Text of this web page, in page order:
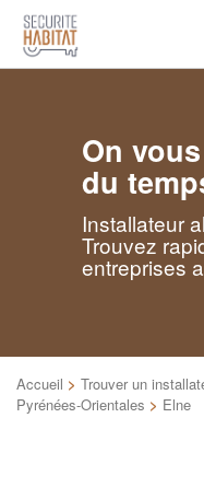
On
du
Installateur
Trouvez
entreprises
Accueil > Trouver un
Pyrénées-Orientales > Elne